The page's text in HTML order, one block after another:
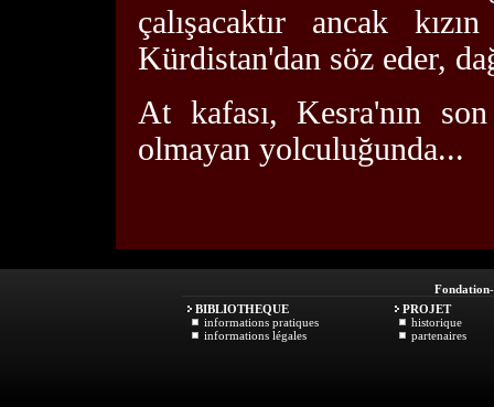
çalışacaktır ancak
Kürdistan'dan söz eder,
At kafası, Kesra'nın
olmayan yolculuğunda...
Fondation
BIBLIOTHEQUE
informations pratiques
informations légales
PROJET
historique
partenaires